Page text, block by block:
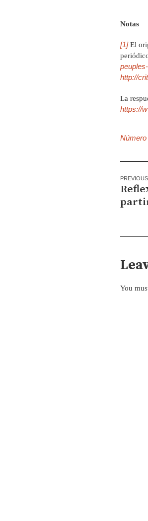
Notas
[1]El
http://
La
https://
Número
You